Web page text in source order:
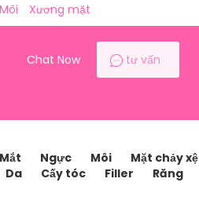
Môi Xương mặt
Chat Now tư vấn
Mắt Ngực Môi Mặt chảy xệ
Da Cấy tóc Filler Răng